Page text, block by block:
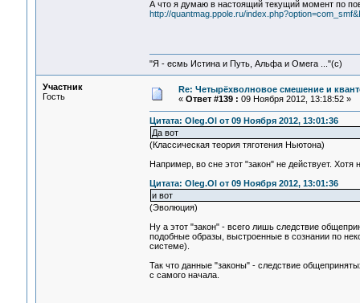
А что я думаю в наcтоящий текущий момент по
http://quantmag.ppole.ru/
"Я - есмь Истина и Путь, Альфа и Омега ..."(с)
Участник
Гость
Re: Четырёхволновое смешение и
« Ответ #139 : 09 Ноября 2012, 13:18:52 »
Цитата: Oleg.Ol от 09 Ноября 2012, 13:01:36
Да вот
(Классическая теория тяготения Ньютона)
Например, во сне этот "закон" не действует.
Цитата: Oleg.Ol от 09 Ноября 2012, 13:01:36
и вот
(Эволюция)
Ну а этот "закон" - всего лишь следствие
подобные образы, выстроенные в сознании по
системе).
Так что данные "законы" - следствие
с самого начала.